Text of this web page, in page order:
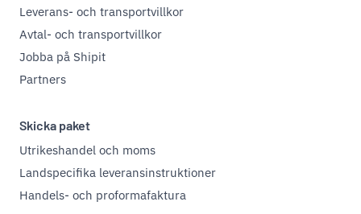
Leverans- och transportvillkor
Avtal- och transportvillkor
Jobba på Shipit
Partners
Skicka paket
Utrikeshandel och moms
Landspecifika leveransinstruktioner
Handels- och proformafaktura